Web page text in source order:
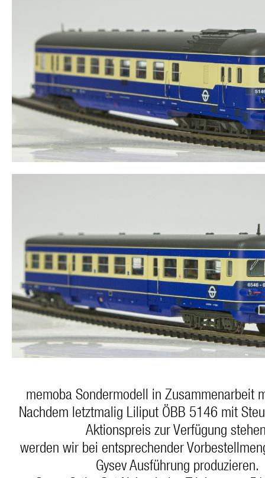
memoba Sondermodell in Zusammenarbeit
Nachdem letztmalig Liliput ÖBB 5146 mit
Aktionspreis zur Verfügung
werden wir bei entsprechender
Gysev Ausführung produzieren.